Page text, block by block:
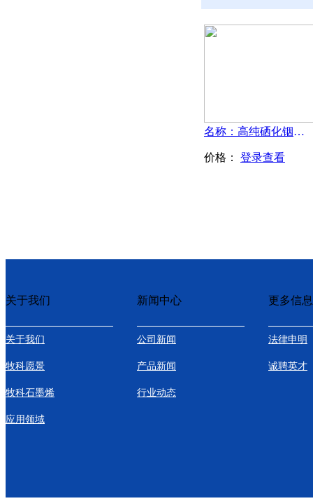
名称：高纯硒化铟粉末-InSe
价格： 登录查看
关于我们 新闻中心 更多信息
关于我们
牧科愿景
牧科石墨烯
应用领域
公司新闻
产品新闻
行业动态
法律申明
诚聘英才